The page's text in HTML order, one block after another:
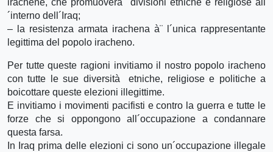
´interno dell´Iraq;
– la resistenza armata irachena à¨ l´unica rappresentante
legittima del popolo iracheno.
Per tutte queste ragioni invitiamo il nostro popolo iracheno
con tutte le sue diversità etniche, religiose e politiche a
boicottare queste elezioni illegittime.
E invitiamo i movimenti pacifisti e contro la guerra e tutte le
forze che si oppongono all´occupazione a condannare
questa farsa.
In Iraq prima delle elezioni ci sono un´occupazione illegale